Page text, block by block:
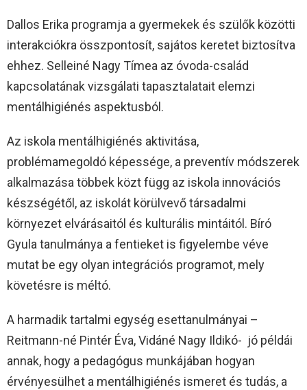
Dallos Erika programja a gyermekek és szülők közötti
interakciókra összpontosít, sajátos keretet biztosítva
ehhez. Selleiné Nagy Tímea az óvoda-család
kapcsolatának vizsgálati tapasztalatait elemzi
mentálhigiénés aspektusból.
Az iskola mentálhigiénés aktivitása,
problémamegoldó képessége, a preventív módszerek
alkalmazása többek közt függ az iskola innovációs
készségétől, az iskolát körülvevő társadalmi
környezet elvárásaitól és kulturális mintáitól. Bíró
Gyula tanulmánya a fentieket is figyelembe véve
mutat be egy olyan integrációs programot, mely
követésre is méltó.
A harmadik tartalmi egység esettanulmányai –
Reitmann-né Pintér Éva, Vidáné Nagy Ildikó- jó példái
annak, hogy a pedagógus munkájában hogyan
érvényesülhet a mentálhigiénés ismeret és tudás, a